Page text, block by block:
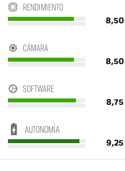
RENDIMIENTO
8,50
CÁMARA
8,50
SOFTWARE
8,75
AUTONOMÍA
9,25